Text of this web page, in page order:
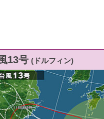
13号 (ドルフィン)